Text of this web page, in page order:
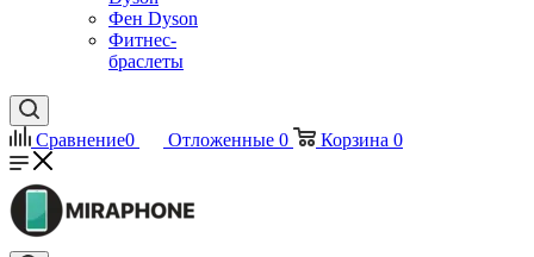
Фен Dyson
Фитнес-
браслеты
Сравнение0 Отложенные 0 Корзина 0